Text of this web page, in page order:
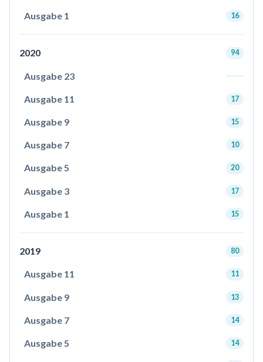
Ausgabe 1 16
2020 94
Ausgabe 23
Ausgabe 11 17
Ausgabe 9 15
Ausgabe 7 10
Ausgabe 5 20
Ausgabe 3 17
Ausgabe 1 15
2019 80
Ausgabe 11 11
Ausgabe 9 13
Ausgabe 7 14
Ausgabe 5 14